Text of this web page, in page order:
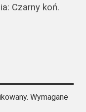
Czarny koń.
Wymagane